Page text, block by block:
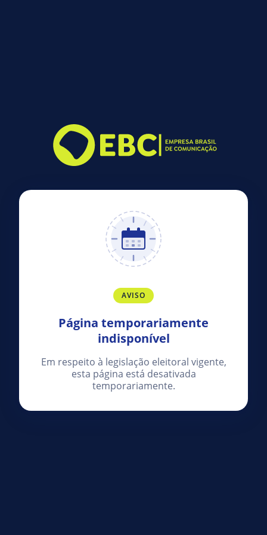
AVISO
Página temporariamente
indisponível
Em respeito à legislação eleitoral vigente,
esta página está desativada
temporariamente.